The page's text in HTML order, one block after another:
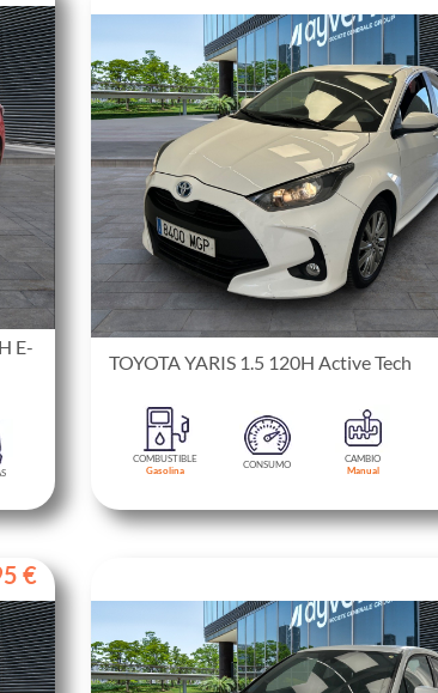
E-
TOYOTA YARIS 1.5 120H Active Tech
COMBUSTIBLE
Gasolina
CONSUMO
CAMBIO
Manual
€